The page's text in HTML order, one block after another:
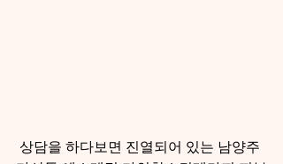
상담을 하다보면 진열되어 있는 남양주